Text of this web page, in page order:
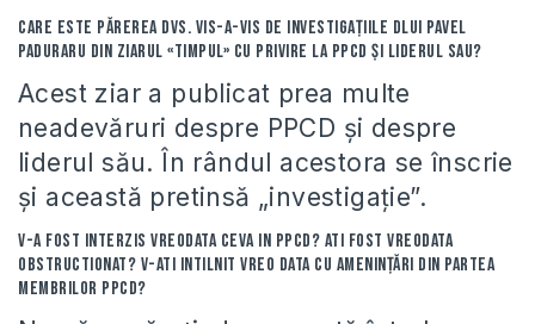
Care este părerea dvs. vis-a-vis de investigațiile dlui Pavel
Paduraru din ziarul «Timpul» cu privire la PPCD și liderul sau?
Acest ziar a publicat prea multe
neadevăruri despre PPCD şi despre
liderul său. În rândul acestora se înscrie
şi această pretinsă „investigaţie”.
V-a fost interzis vreodata ceva in PPCD? Ati fost vreodata
obstructionat? V-ati intilnit vreo data cu ameninţări din partea
membrilor PPCD?